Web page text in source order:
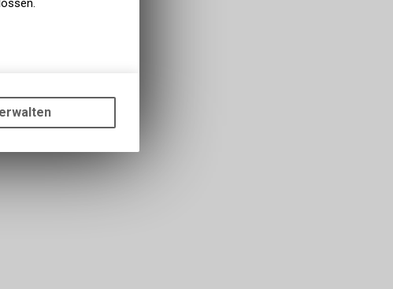
Angebots, wie die
dass die